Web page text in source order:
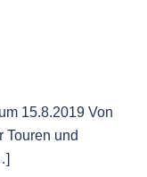
15.8.2019 Von
Touren und